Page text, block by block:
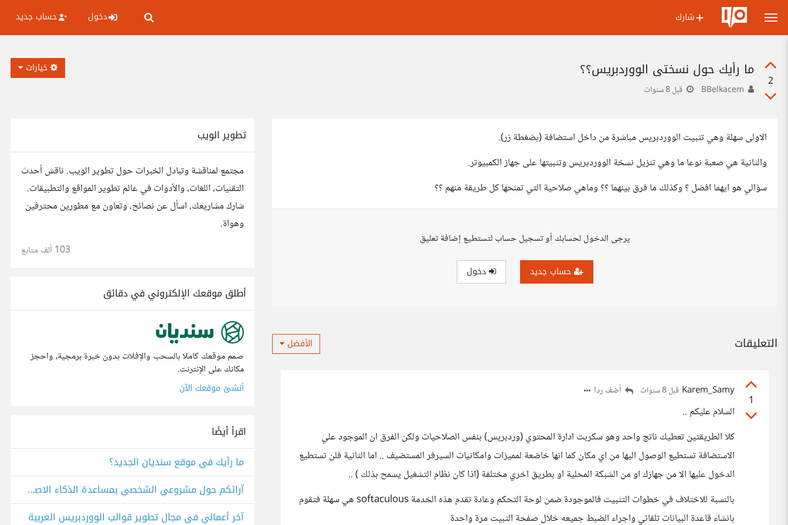
شارك دخول حساب جديد
2
ما رأيك حول نسختي الووردبريس؟؟
قبل 8 سنوات
خيارات
الاولى سهلة وهي تثبيت الووردبريس مباشرة من داخل استضافة (بضغطة زر).
والثانية هي صعبة نوعا ما وهي تنزيل نسخة الووردبريس وتثبيتها على جهاز الكمبيوتر.
سؤالي هو ايهما افضل ؟ وكذلك ما فرق بينهما ؟؟ وماهي صلاحية التي تمنحها كل طريقة منهم ؟؟
يرجى الدخول لحسابك أو تسجيل حساب لتستطيع إضافة تعليق
حساب جديد دخول
التعليقات الأفضل
1
Karem_Samy قبل 8 سنوات أضف ردا
السلام عليكم ..
كلا الطريقتين تعطيك ناتج واحد وهو سكربت ادارة المحتوي (وردبريس) بنفس الصلاحيات ولكن الفرق ان الموجود علي
الاستضافة تستطيع الوصول اليها من اي مكان كما انها خاضعة لمميزات وامكانيات السيرفر المستضيف .. اما الثانية فلن تستطيع
الدخول عليها الا من جهازك او من الشبكة المحلية او بطريق اخري مختلفة (اذا كان نظام التشغيل يسمح بذلك ) ..
بالنسبة للاختلاف في خطوات التثبيت فالموجودة ضمن لوحة التحكم وعادة تقدم هذه الخدمة softaculous هي سهلة فتقوم
بانشاء قاعدة البيانات تلقائي واجراء الضبط جميعه خلال صفحة الثبيت مرة واحدة
تطوير الويب
مجتمع لمناقشة وتبادل الخبرات حول تطوير الويب. ناقش أحدث
التقنيات، اللغات، والأدوات في عالم تطوير المواقع والتطبيقات.
شارك مشاريعك، اسأل عن نصائح، وتعاون مع مطورين محترفين
وهواة.
103 ألف متابع
أطلق موقعك الإلكتروني في دقائق
صمم موقعك كاملا بالسحب والإفلات بدون خبرة برمجية، واحجز
مكانك على الإنترنت.
أنشئ موقعك الآن
اقرأ أيضًا
ما رأيك في موقع سنديان الجديد؟
آرائكم حول مشروعي الشخصي بمساعدة الذكاء الاصطناعي "LootLingua"
آخر أعمالي في مجال تطوير قوالب الووردبريس العربية